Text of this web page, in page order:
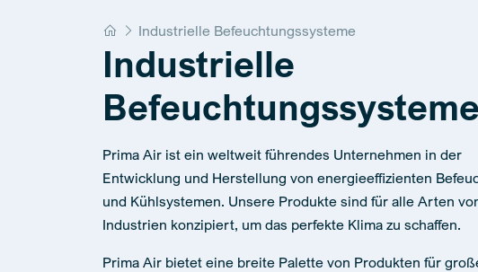
Home
Industrielle Befeuchtungssysteme
Industrielle
Befeuchtungssysteme
Prima Air ist ein weltweit führendes Unternehmen in der
Entwicklung und Herstellung von energieeffizienten
und Kühlsystemen. Unsere Produkte sind für alle Arten
Industrien konzipiert, um das perfekte Klima zu schaffen.
Prima Air bietet eine breite Palette von Produkten für